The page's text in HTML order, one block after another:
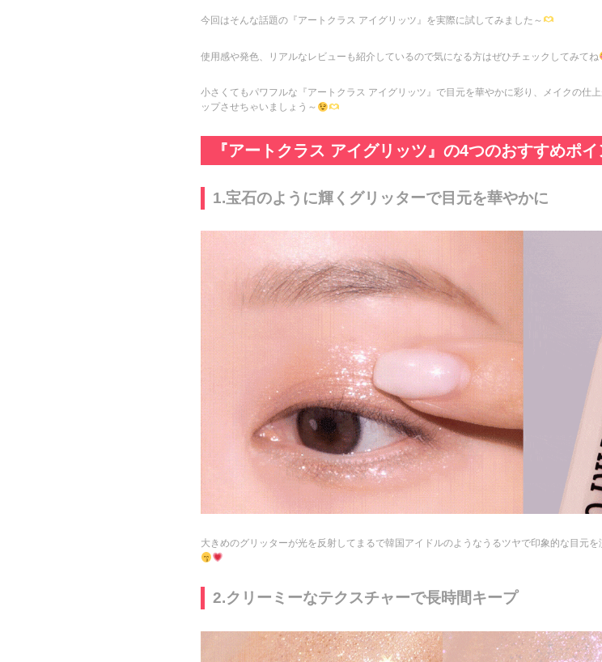
今回はそんな話題の『アートクラス アイグリッツ』を実際に試してみました～
使用感や発色、リアルなレビューも紹介しているので気になる方はぜひチェックしてみてね
小さくてもパワフルな『アートクラス アイグリッツ』で目元を華やかに彩り、メイクの仕
ップさせちゃいましょう～
『アートクラス アイグリッツ』の4つのおすすめポイ
1.宝石のように輝くグリッターで目元を華やかに
大きめのグリッターが光を反射してまるで韓国アイドルのようなうるツヤで印象的な目元を
2.クリーミーなテクスチャーで長時間キープ